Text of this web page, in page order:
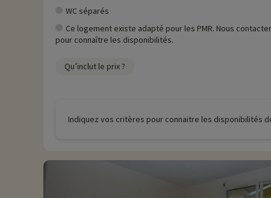
WC séparés
Ce logement existe adapté pour les PMR. Nous contacter
pour connaître les disponibilités.
Qu’inclut le prix ?
Indiquez vos critères pour connaitre les disponibilités